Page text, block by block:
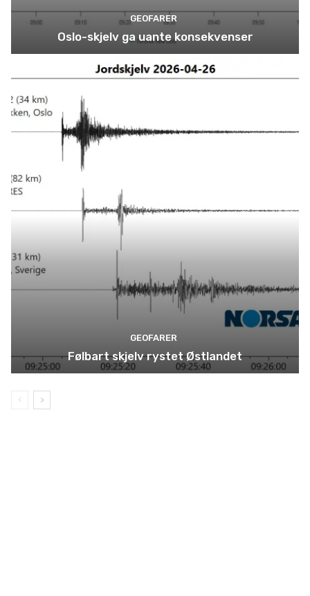
GEOFARER
Oslo-skjelv ga uante konsekvenser
GEOFARER
Følbart skjelv rystet Østlandet